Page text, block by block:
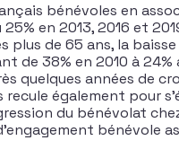
bénévoles en
en 2013, 2016 et
plus de 65 ans, la
38% en 2010 à 24%
quelques années de
également pour
du bénévolat
bénévole